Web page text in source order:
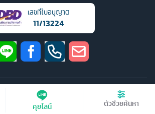
คุยไลน์ ตัวช่วยค้นหา
เลขที่ใบอนุญาต
11/13224
บริษัท ทัวร์ครับ แทรเวล จำกัด สงวนลิขสิทธิ์